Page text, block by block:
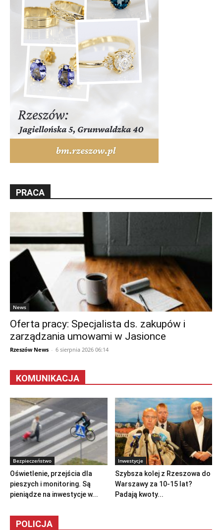
PRACA
News
Oferta pracy: Specjalista ds. zakupów i
zarządzania umowami w Jasionce
Rzeszów News - 6 sierpnia 2026 06:14
KOMUNIKACJA
Bezpieczeństwo
Oświetlenie, przejścia dla
pieszych i monitoring. Są
pieniądze na inwestycje w...
Inwestycje
Szybsza kolej z Rzeszowa do
Warszawy za 10-15 lat?
Padają kwoty...
POLICJA